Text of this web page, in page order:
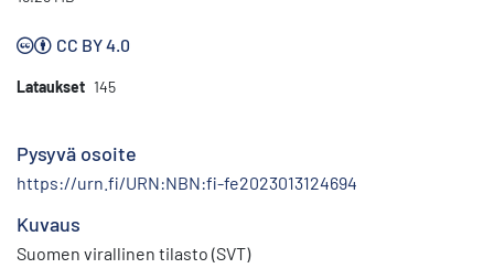
CC BY 4.0
Lataukset 145
Pysyvä osoite
https://urn.fi/URN:NBN:fi-fe2023013124694
Kuvaus
Suomen virallinen tilasto (SVT)